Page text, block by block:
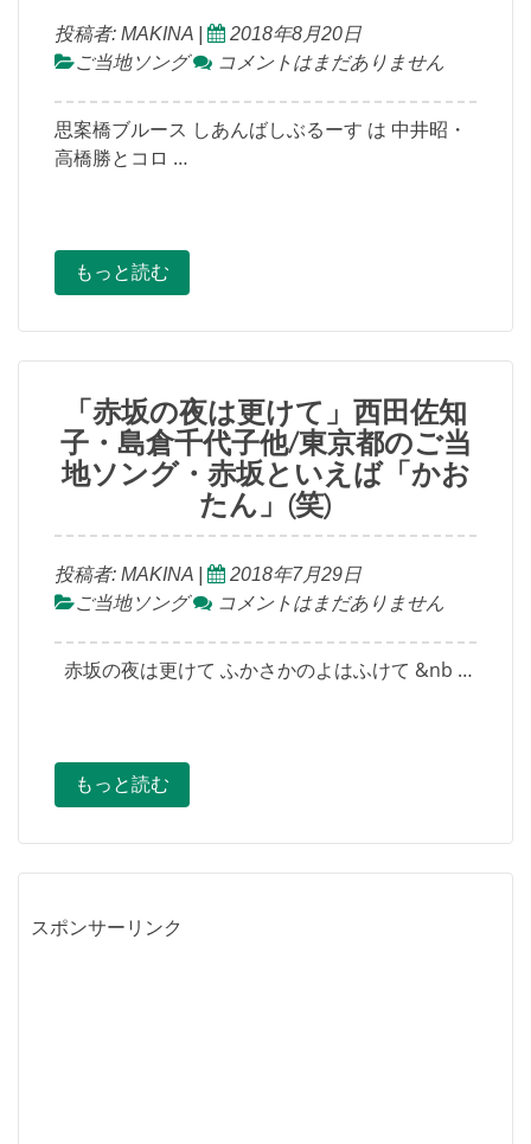
投稿者: MAKINA
2018年8月20日
ご当地ソング
コメントはまだありません
思案橋ブルース しあんばしぶるーす は 中井昭・
高橋勝とコロ …
もっと読む
「赤坂の夜は更けて」西田佐知
子・島倉千代子他/東京都のご当
地ソング・赤坂といえば「かお
たん」(笑)
投稿者: MAKINA
2018年7月29日
ご当地ソング
コメントはまだありません
赤坂の夜は更けて ふかさかのよはふけて &nb …
もっと読む
スポンサーリンク